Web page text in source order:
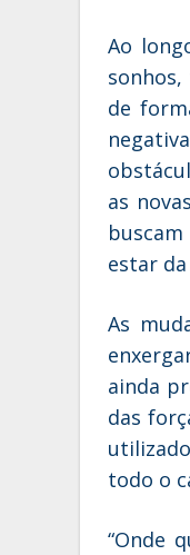
Ao
de
as
estar
As
ainda
das
todo o
“Onde